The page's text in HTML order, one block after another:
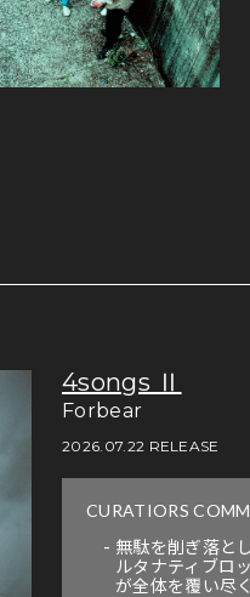
4songs Ⅱ
Forbear
2026.07.22 RELEASE
CURATIORS
無駄を削ぎ落と
ルタナティブロ
が全体を覆い尽